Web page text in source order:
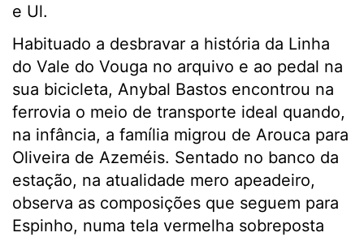
e Ul.
Habituado a desbravar a história da Linha
do Vale do Vouga no arquivo e ao pedal na
sua bicicleta, Anybal Bastos encontrou na
ferrovia o meio de transporte ideal quando,
na infância, a família migrou de Arouca para
Oliveira de Azeméis. Sentado no banco da
estação, na atualidade mero apeadeiro,
observa as composições que seguem para
Espinho, numa tela vermelha sobreposta